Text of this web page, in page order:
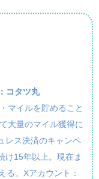
コタツ丸
マイルを貯めること
大量のマイル獲得に
レス決済のキャンペ
け15年以上。現在ま
る。Xアカウント：